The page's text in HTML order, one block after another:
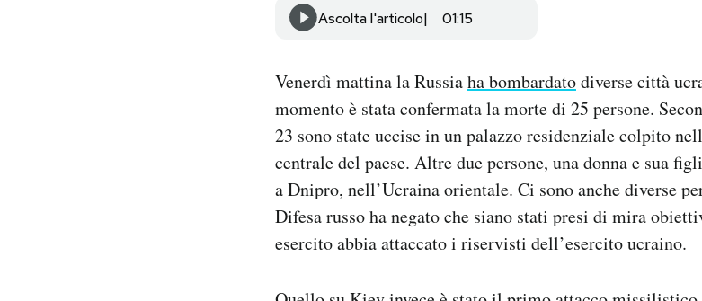
Ascolta l'articolo 01:15
Venerdì mattina la Russiaha bombardatodiverse città
momento è stata confermata la morte di 25 persone.
23 sono state uccise in un palazzo residenziale colpito
centrale del paese. Altre due persone, una donna e sua
a Dnipro, nell’Ucraina orientale. Ci sono anche diverse
Difesa russo ha negato che siano stati presi di mira
esercito abbia attaccato i riservisti dell’esercito ucraino.